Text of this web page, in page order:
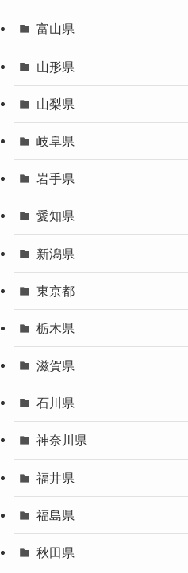
富山県
山形県
山梨県
岐阜県
岩手県
愛知県
新潟県
東京都
栃木県
滋賀県
石川県
神奈川県
福井県
福島県
秋田県